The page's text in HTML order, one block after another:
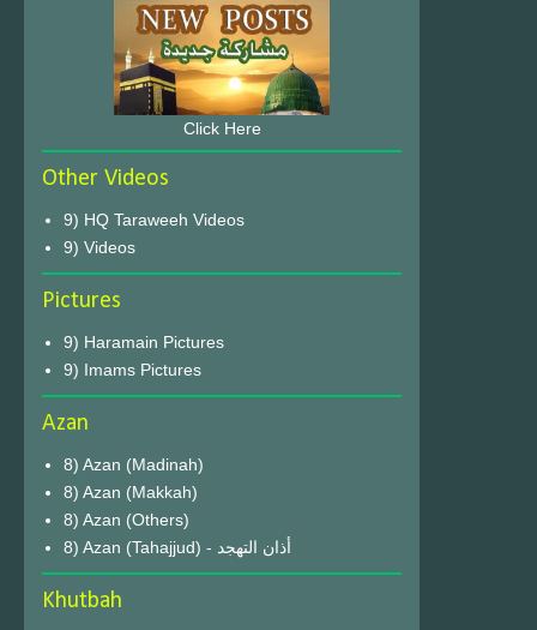
Click Here
Other Videos
9) HQ Taraweeh Videos
9) Videos
Pictures
9) Haramain Pictures
9) Imams Pictures
Azan
8) Azan (Madinah)
8) Azan (Makkah)
8) Azan (Others)
8) Azan (Tahajjud) - أذان التهجد
Khutbah